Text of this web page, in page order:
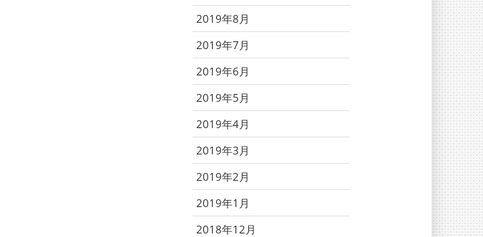
2019年8月
2019年7月
2019年6月
2019年5月
2019年4月
2019年3月
2019年2月
2019年1月
2018年12月